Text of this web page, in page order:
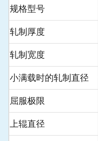
规格型号
轧制厚度
轧制宽度
小满载时的轧制直径
屈服极限
上辊直径